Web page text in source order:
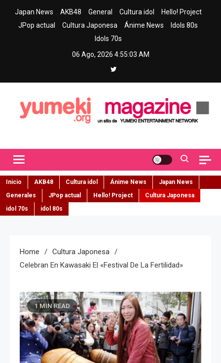
Japan News AKB48 General Cultura idol
Hello! Project
JPop actual
Cultura Japonesa Ánime News
Idols 80s
Idols 70s
06 Ago, 2026 4:55:05 AM
Inicio AKB48 Cultura idol Ánime News
Japan News
Generales
JPop actual Hello! Project
Cultura Japonesa
idol 70s
idol 80s
Home
Cultura Japonesa
Celebran En Kawasaki El «festival De La Fertilidad»
1 MIN READ